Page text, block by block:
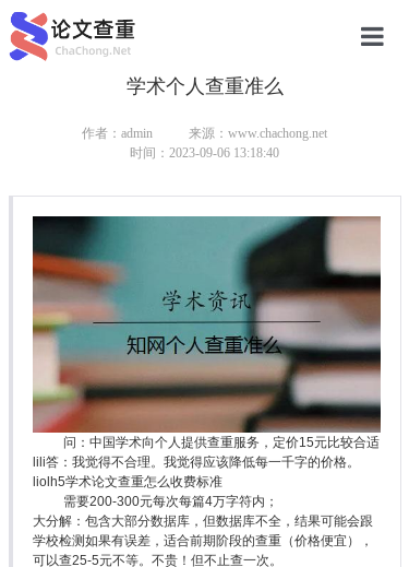
研究生论
硕士论文
博士论文
学术个人查重准么
作者：admin
来源：www.chachong.net
时间：2023-09-06 13:18:40
问：中国学术向个人提供查重服务，定价15元比较合适
lili答：我觉得不合理。我觉得应该降低每一千字的价格。
liolh5学术论文查重怎么收费标准
需要200-300元每次每篇4万字符内；
大分解：包含大部分数据库，但数据库不全，结果可能会跟
学校检测如果有误差，适合前期阶段的查重（价格便宜），
可以查25-5元不等。不贵！但不止查一次。